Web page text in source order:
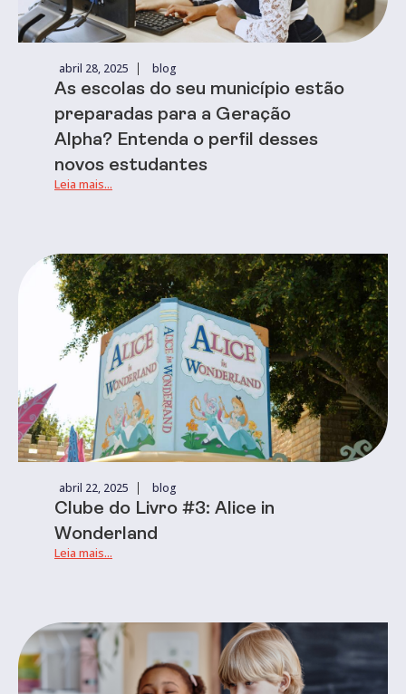
abril 28, 2025 blog
As escolas do seu município estão
preparadas para a Geração
Alpha? Entenda o perfil desses
novos estudantes
Leia mais...
abril 22, 2025 blog
Clube do Livro #3: Alice in
Wonderland
Leia mais...